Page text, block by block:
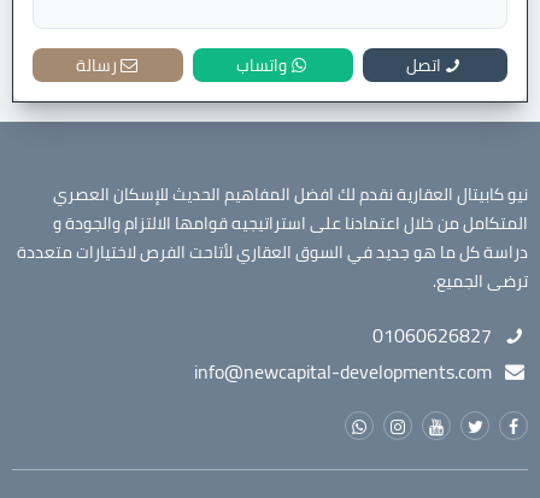
اتصل واتساب رسالة
نيو كابيتال العقارية نقدم لك افضل المفاهيم الحديث للإسكان العصري
المتكامل من خلال اعتمادنا على استراتيجيه قوامها الالتزام والجودة و
دراسة كل ما هو جديد في السوق العقاري لأتاحت الفرص لاختيارات متعددة
ترضى الجميع.
01060626827
info@newcapital-developments.com